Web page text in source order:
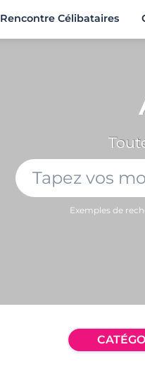
Rencontre Célibataires
Exemples de